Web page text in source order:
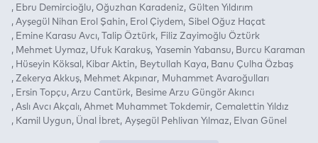
Ebru Demircioğlu
Oğuzhan Karadeniz
Gülten Yıldırım
Ayşegül Nihan Erol Şahin
Erol Çiydem
Sibel Oğuz Haçat
Emine Karasu Avcı
Talip Öztürk
Filiz Zayimoğlu Öztürk
Mehmet Uymaz
Ufuk Karakuş Yasemin Yabansu
Burcu Karaman
Hüseyin Köksal
Kibar Aktin Beytullah Kaya
Banu Çulha Özbaş
Zekerya Akkuş
Mehmet Akpınar
Muhammet Avaroğulları
Ersin Topçu Arzu Cantürk
Besime Arzu Güngör Akıncı
Aslı Avcı Akçalı Ahmet Muhammet Tokdemir
Cemalettin Yıldız
Kamil Uygun
Ünal İbret Ayşegül Pehlivan Yılmaz Elvan Günel